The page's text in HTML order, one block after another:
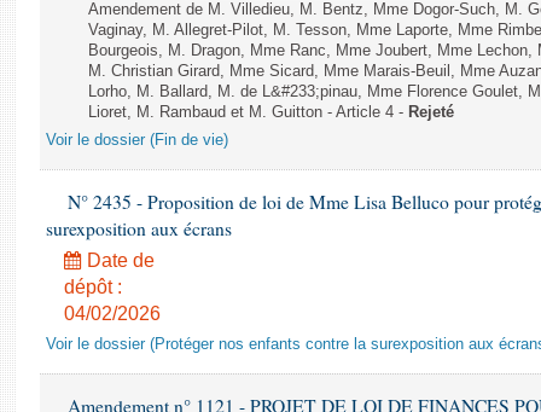
Amendement de M. Villedieu, M. Bentz, Mme Dogor-Such, M.
Vaginay, M. Allegret-Pilot, M. Tesson, Mme Laporte, Mme
Bourgeois, M. Dragon, Mme Ranc, Mme Joubert, Mme
M. Christian Girard, Mme Sicard, Mme Marais-Beuil, Mme
Lorho, M. Ballard, M. de L&#233;pinau, Mme Florence Goulet,
Lioret, M. Rambaud et M. Guitton - Article 4 - Rejeté
Voir le dossier (Fin de vie)
N° 2435 - Proposition de loi de Mme Lisa Belluco pour
surexposition aux écrans
Date de
dépôt :
04/02/2026
Voir le dossier (Protéger nos enfants contre la surexposition aux
Amendement n° 1121 - PROJET DE LOI DE FINANCES